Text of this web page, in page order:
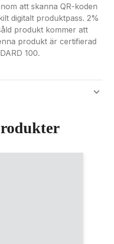
att skanna QR-koden
digitalt produktpass. 2%
produkt kommer att
produkt är certifierad
100.